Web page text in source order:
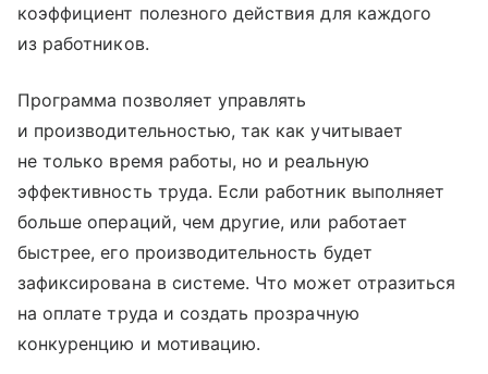
коэффициент полезного действия для каждого
из работников.
Программа позволяет управлять
и производительностью, так как учитывает
не только время работы, но и реальную
эффективность труда. Если работник выполняет
больше операций, чем другие, или работает
быстрее, его производительность будет
зафиксирована в системе. Что может отразиться
на оплате труда и создать прозрачную
конкуренцию и мотивацию.